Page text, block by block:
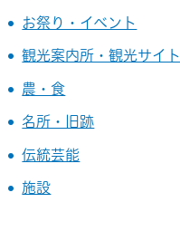
お祭り・イベント
観光案内所・観光サイト
農・食
名所・旧跡
伝統芸能
施設